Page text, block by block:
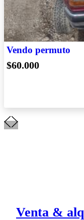
Vendo permuto
$60.000
Venta &